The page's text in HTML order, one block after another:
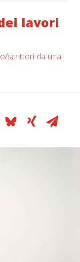
lavori
scrittori-da-una-